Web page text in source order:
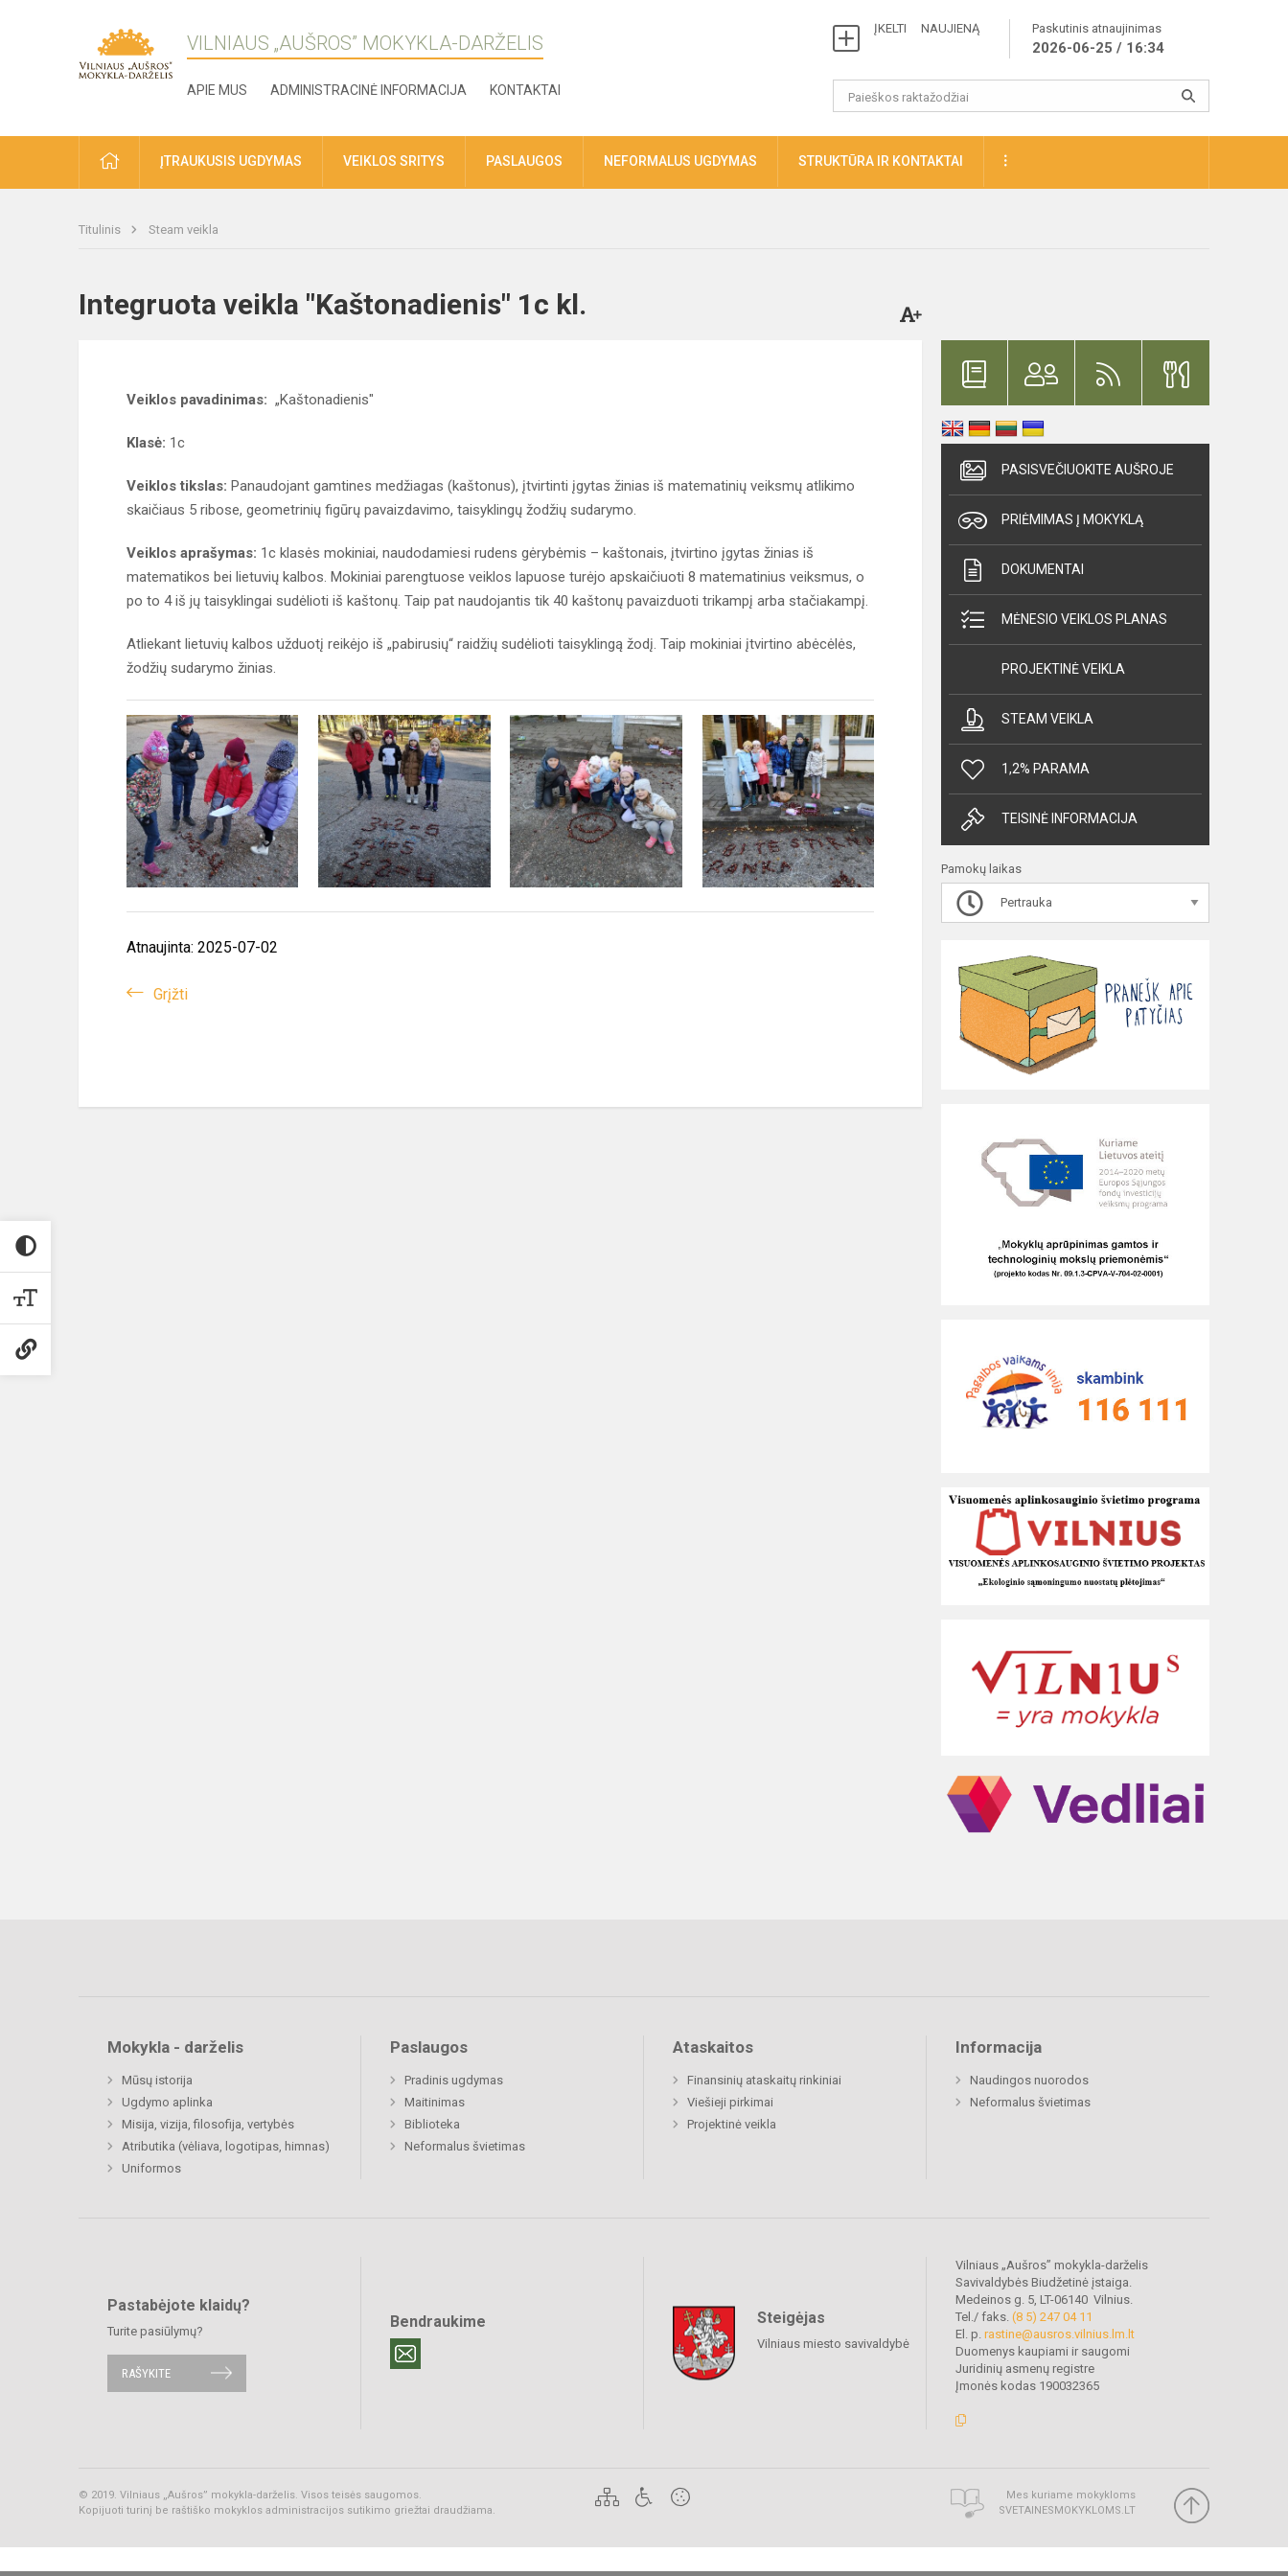
VILNIAUS „AUŠROS” MOKYKLA-DARŽELIS
APIE MUS ADMINISTRACINĖ INFORMACIJA KONTAKTAI
ĮKELTI NAUJIENĄ Paskutinis atnaujinimas
2026-06-25 / 16:34
ĮTRAUKUSIS UGDYMAS VEIKLOS SRITYS PASLAUGOS NEFORMALUS UGDYMAS STRUKTŪRA IR KONTAKTAI
Titulinis Steam veikla
Integruota veikla "Kaštonadienis" 1c kl.
Veiklos pavadinimas: „Kaštonadienis"
Klasė: 1c
Veiklos tikslas: Panaudojant gamtines medžiagas (kaštonus), įtvirtinti įgytas žinias iš matematinių veiksmų atlikimo
skaičiaus 5 ribose, geometrinių figūrų pavaizdavimo, taisyklingų žodžių sudarymo.
Veiklos aprašymas: 1c klasės mokiniai, naudodamiesi rudens gėrybėmis – kaštonais, įtvirtino įgytas žinias iš
matematikos bei lietuvių kalbos. Mokiniai parengtuose veiklos lapuose turėjo apskaičiuoti 8 matematinius veiksmus, o
po to 4 iš jų taisyklingai sudėlioti iš kaštonų. Taip pat naudojantis tik 40 kaštonų pavaizduoti trikampį arba stačiakampį.
Atliekant lietuvių kalbos užduotį reikėjo iš „pabirusių“ raidžių sudėlioti taisyklingą žodį. Taip mokiniai įtvirtino abėcėlės,
žodžių sudarymo žinias.
Atnaujinta: 2025-07-02
Grįžti
PASISVEČIUOKITE AUŠROJE
PRIĖMIMAS Į MOKYKLĄ
DOKUMENTAI
MĖNESIO VEIKLOS PLANAS
PROJEKTINĖ VEIKLA
STEAM VEIKLA
1,2% PARAMA
TEISINĖ INFORMACIJA
Pamokų laikas
Pertrauka
Mokykla - darželis
Mūsų istorija
Ugdymo aplinka
Misija, vizija, filosofija, vertybės
Atributika (vėliava, logotipas, himnas)
Uniformos
Paslaugos
Pradinis ugdymas
Maitinimas
Biblioteka
Neformalus švietimas
Ataskaitos
Finansinių ataskaitų rinkiniai
Viešieji pirkimai
Projektinė veikla
Informacija
Naudingos nuorodos
Neformalus švietimas
Pastabėjote klaidų?
Turite pasiūlymų?
RAŠYKITE
Bendraukime Steigėjas
Vilniaus miesto savivaldybė
Vilniaus „Aušros” mokykla-darželis
Savivaldybės Biudžetinė įstaiga.
Medeinos g. 5, LT-06140 Vilnius.
Tel./ faks. (8 5) 247 04 11
El. p. rastine@ausros.vilnius.lm.lt
Duomenys kaupiami ir saugomi
Juridinių asmenų registre
Įmonės kodas 190032365
© 2019. Vilniaus „Aušros” mokykla-darželis. Visos teisės saugomos.
Kopijuoti turinį be raštiško mokyklos administracijos sutikimo griežtai draudžiama.
Mes kuriame mokykloms
SVETAINESMOKYKLOMS.LT